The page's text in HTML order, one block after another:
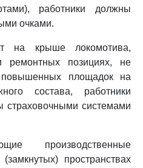
работники должны
очками.
на крыше локомотива,
ремонтных позициях, не
площадок на
состава, работники
страховочными системами
производственные
пространствах